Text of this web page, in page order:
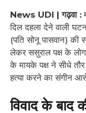
News UDI | गढ़वा :
दिल दहला देने वाली
(पति सोनू पासवान) की
लेकर ससुराल पक्ष के
के मायके पक्ष ने सीधे
हत्या करने का संगीन
विवाद के बाद